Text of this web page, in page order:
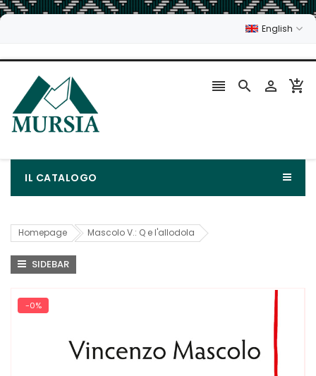
English
   
IL CATALOGO
Homepage Mascolo V.: Q e l'allodola
SIDEBAR
-0%